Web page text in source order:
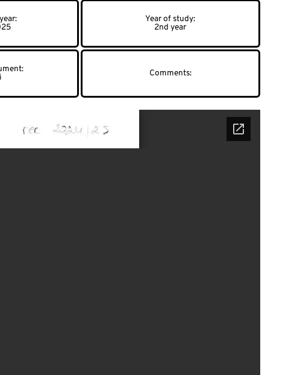
2nd year